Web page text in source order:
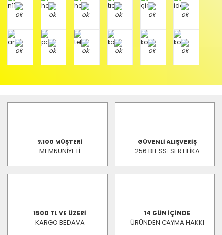
%100 MÜŞTERİ
MEMNUNİYETİ
GÜVENLİ ALIŞVERİŞ
256 BIT SSL SERTİFİKA
1500 TL VE ÜZERİ
KARGO BEDAVA
14 GÜN İÇİNDE
ÜRÜNDEN CAYMA HAKKI